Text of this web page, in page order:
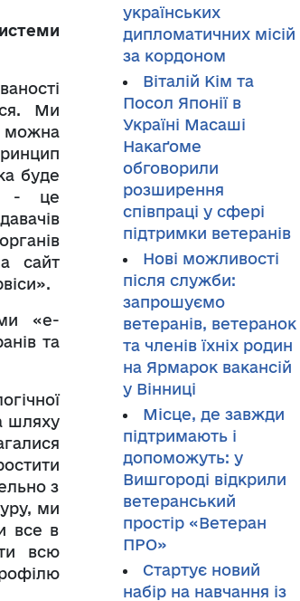
Ми
можна
буде
- це
сайт
«е-
та
шляху
з
ми
все в
всю
українських
дипломатичних місій
за кордоном
Віталій Кім та
Посол Японії в
Україні Масаші
Накаґоме
обговорили
розширення
співпраці у сфері
підтримки ветеранів
Нові можливості
після служби:
запрошуємо
ветеранів, ветеранок
та членів їхніх родин
на Ярмарок вакансій
у Вінниці
Місце, де завжди
підтримають і
допоможуть: у
Вишгороді відкрили
ветеранський
простір «Ветеран
ПРО»
Стартує новий
набір на навчання із